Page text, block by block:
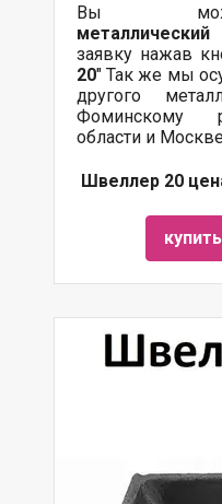
Вы
металлический
заявку нажав
20" Так же мы
другого
Фоминскому
области и
Швеллер 20